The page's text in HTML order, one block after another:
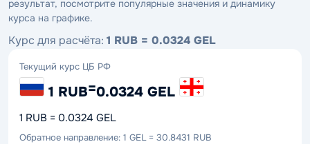
результат, посмотрите популярные значения и динамику
курса на графике.
Курс для расчёта: 1 RUB = 0.0324 GEL
Текущий курс ЦБ РФ
1 RUB=0.0324 GEL
1 RUB = 0.0324 GEL
Обратное направление: 1 GEL = 30.8431 RUB